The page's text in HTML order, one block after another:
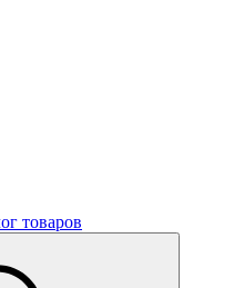
товаров